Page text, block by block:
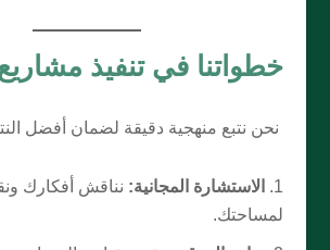
خطواتنا في تنفيذ مشاريع
نحن نتبع منهجية دقيقة لضمان أفضل
الاستشارة المجانية: نناقش أفكارك
لمساحتك.